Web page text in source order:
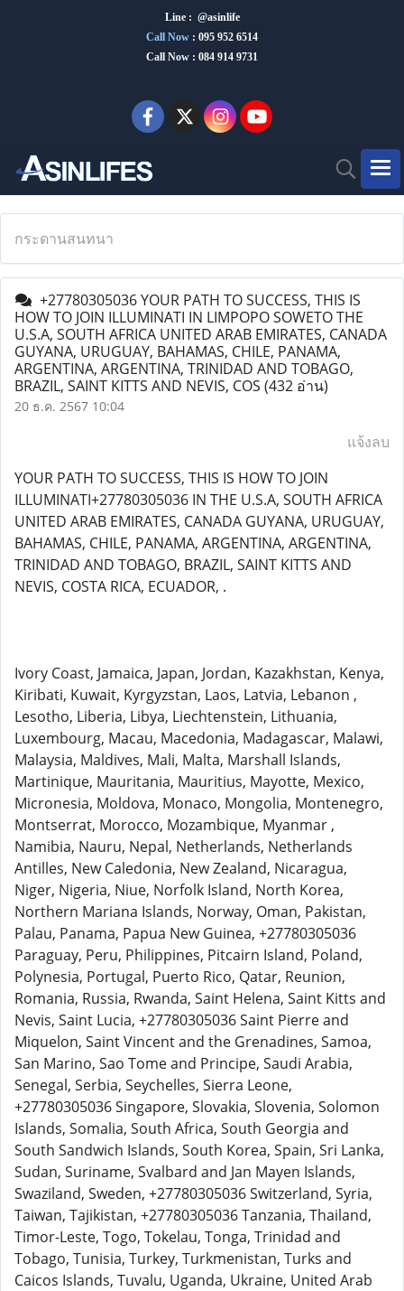
Line : @asinlife
Call Now : 095 952 6514
Call Now : 084 914 9731
กระดานสนทนา
+27780305036 YOUR PATH TO SUCCESS, THIS IS
HOW TO JOIN ILLUMINATI IN LIMPOPO SOWETO THE
U.S.A, SOUTH AFRICA UNITED ARAB EMIRATES, CANADA
GUYANA, URUGUAY, BAHAMAS, CHILE, PANAMA,
ARGENTINA, ARGENTINA, TRINIDAD AND TOBAGO,
BRAZIL, SAINT KITTS AND NEVIS, COS (432 อ่าน)
20 ธ.ค. 2567 10:04
แจ้งลบ
YOUR PATH TO SUCCESS, THIS IS HOW TO JOIN
ILLUMINATI+27780305036 IN THE U.S.A, SOUTH AFRICA
UNITED ARAB EMIRATES, CANADA GUYANA, URUGUAY,
BAHAMAS, CHILE, PANAMA, ARGENTINA, ARGENTINA,
TRINIDAD AND TOBAGO, BRAZIL, SAINT KITTS AND
NEVIS, COSTA RICA, ECUADOR, .
Ivory Coast, Jamaica, Japan, Jordan, Kazakhstan, Kenya,
Kiribati, Kuwait, Kyrgyzstan, Laos, Latvia, Lebanon ,
Lesotho, Liberia, Libya, Liechtenstein, Lithuania,
Luxembourg, Macau, Macedonia, Madagascar, Malawi,
Malaysia, Maldives, Mali, Malta, Marshall Islands,
Martinique, Mauritania, Mauritius, Mayotte, Mexico,
Micronesia, Moldova, Monaco, Mongolia, Montenegro,
Montserrat, Morocco, Mozambique, Myanmar ,
Namibia, Nauru, Nepal, Netherlands, Netherlands
Antilles, New Caledonia, New Zealand, Nicaragua,
Niger, Nigeria, Niue, Norfolk Island, North Korea,
Northern Mariana Islands, Norway, Oman, Pakistan,
Palau, Panama, Papua New Guinea, +27780305036
Paraguay, Peru, Philippines, Pitcairn Island, Poland,
Polynesia, Portugal, Puerto Rico, Qatar, Reunion,
Romania, Russia, Rwanda, Saint Helena, Saint Kitts and
Nevis, Saint Lucia, +27780305036 Saint Pierre and
Miquelon, Saint Vincent and the Grenadines, Samoa,
San Marino, Sao Tome and Principe, Saudi Arabia,
Senegal, Serbia, Seychelles, Sierra Leone,
+27780305036 Singapore, Slovakia, Slovenia, Solomon
Islands, Somalia, South Africa, South Georgia and
South Sandwich Islands, South Korea, Spain, Sri Lanka,
Sudan, Suriname, Svalbard and Jan Mayen Islands,
Swaziland, Sweden, +27780305036 Switzerland, Syria,
Taiwan, Tajikistan, +27780305036 Tanzania, Thailand,
Timor-Leste, Togo, Tokelau, Tonga, Trinidad and
Tobago, Tunisia, Turkey, Turkmenistan, Turks and
Caicos Islands, Tuvalu, Uganda, Ukraine, United Arab